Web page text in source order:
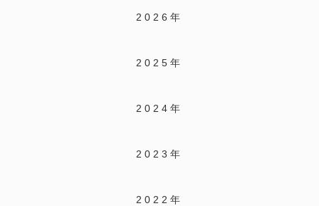
2026年
2025年
2024年
2023年
2022年